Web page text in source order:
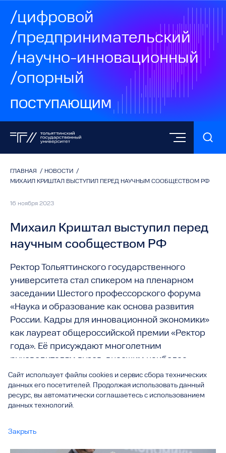
/цифровой
/предпринимательский
/научно-инновационный
/опорный
ПОСТУПАЮЩИМ
ГЛАВНАЯ / НОВОСТИ /
МИХАИЛ КРИШТАЛ ВЫСТУПИЛ ПЕРЕД НАУЧНЫМ СООБЩЕСТВОМ РФ
16 ноября 2023
Михаил Криштал выступил перед
научным сообществом РФ
Ректор Тольяттинского государственного
университета стал спикером на пленарном
заседании Шестого профессорского форума
«Наука и образование как основа развития
России. Кадры для инновационной экономики»
как лауреат общероссийской премии «Ректор
года». Её присуждают многолетним
руководителям вузов, внесшим наиболее
значительный вклад в развитие высшего
образования.
Сайт использует файлы cookies и сервис сбора технических
данных его посетителей. Продолжая использовать данный
ресурс, вы автоматически соглашаетесь с использованием
данных технологий.
Закрыть